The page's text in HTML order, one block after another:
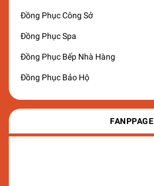
Đồng Phục Công Sở
Đồng Phục Spa
Đồng Phục Bếp Nhà Hàng
Đồng Phục Bảo Hộ
FANPPAGE